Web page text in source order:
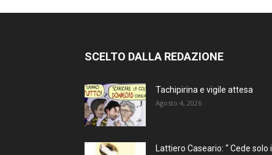
SCELTO DALLA REDAZIONE
Tachipirina e vigile attesa
Agosto 4, 2026
Lattiero Caseario: “ Cede solo il